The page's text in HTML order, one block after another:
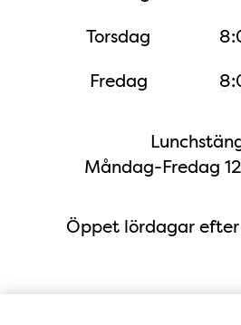
Torsdag
Fredag
Måndag-Fredag
Öppet lördagar
Karta